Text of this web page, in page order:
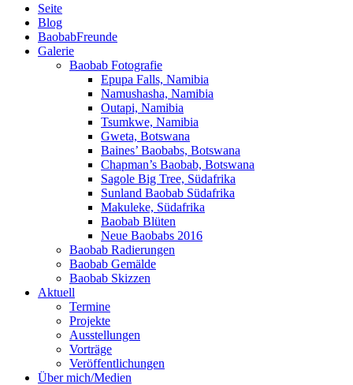
Primäres
Menü
Seite
Blog
BaobabFreunde
Galerie
Baobab Fotografie
Epupa Falls, Namibia
Namushasha, Namibia
Outapi, Namibia
Tsumkwe, Namibia
Gweta, Botswana
Baines’ Baobabs, Botswana
Chapman’s Baobab, Botswana
Sagole Big Tree, Südafrika
Sunland Baobab Südafrika
Makuleke, Südafrika
Baobab Blüten
Neue Baobabs 2016
Baobab Radierungen
Baobab Gemälde
Baobab Skizzen
Aktuell
Termine
Projekte
Ausstellungen
Vorträge
Veröffentlichungen
Über mich/Medien